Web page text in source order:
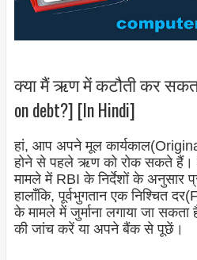
क्या मैं ऋण में कटौती कर
on debt?] [In Hindi]
हां, आप अपने मूल
होने से पहले ऋण को रोक सकते हैं।
मामले में RBI के निर्देशों के अनुसार
हालाँकि, पूर्वभुगतान एक निश्चित
के मामले में जुर्माना लगाया जा सकता
की जांच करें या अपने बैंक से पूछें।